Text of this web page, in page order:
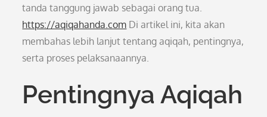
tanda tanggung jawab sebagai orang tua.
https://aqiqahanda.com Di artikel ini, kita akan
membahas lebih lanjut tentang aqiqah, pentingnya,
serta proses pelaksanaannya.
Pentingnya Aqiqah